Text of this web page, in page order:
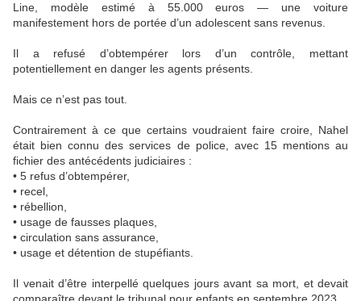
Line, modèle estimé à 55.000 euros — une voiture
manifestement hors de portée d’un adolescent sans revenus.
Il a refusé d’obtempérer lors d’un contrôle, mettant
potentiellement en danger les agents présents.
Mais ce n’est pas tout.
Contrairement à ce que certains voudraient faire croire, Nahel
était bien connu des services de police, avec 15 mentions au
fichier des antécédents judiciaires :
• 5 refus d’obtempérer,
• recel,
• rébellion,
• usage de fausses plaques,
• circulation sans assurance,
• usage et détention de stupéfiants.
Il venait d’être interpellé quelques jours avant sa mort, et devait